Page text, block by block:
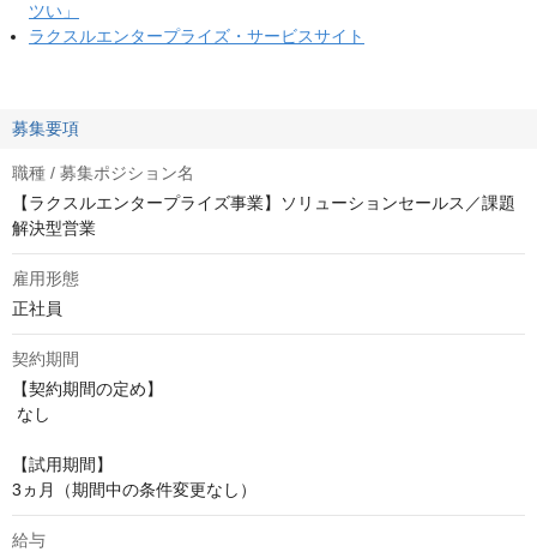
ツい」
ラクスルエンタープライズ・サービスサイト
募集要項
職種 / 募集ポジション名
【ラクスルエンタープライズ事業】ソリューションセールス／課題
解決型営業
雇用形態
正社員
契約期間
【契約期間の定め】
【試用期間】
3ヵ月（期間中の条件変更なし）
給与